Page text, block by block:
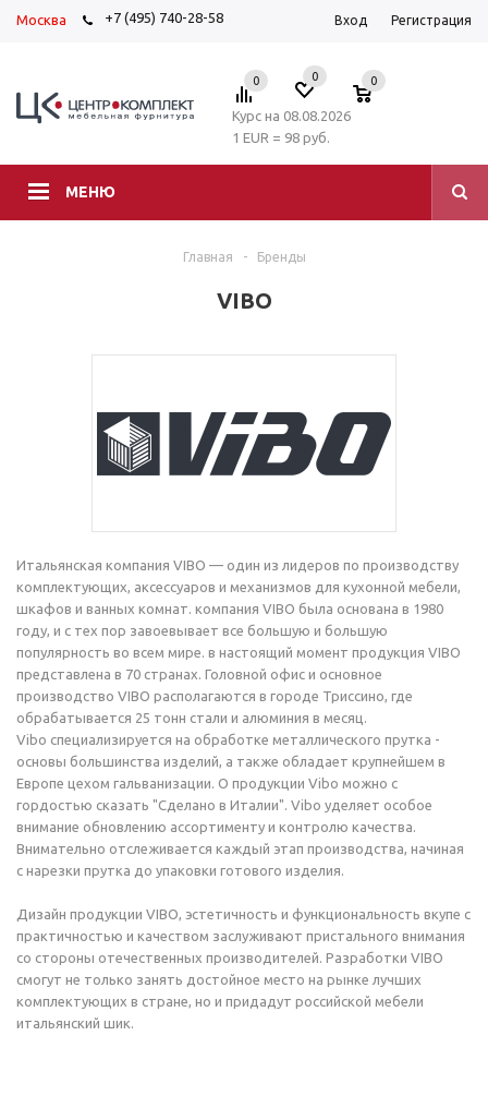
Москва +7 (495) 740-28-58 Вход Регистрация
МЕНЮ
0 0 0
Курс на 08.08.2026
1 EUR = 98 руб.
Главная - Бренды
VIBO
Итальянская компания VIBO — один из лидеров по производству
комплектующих, аксессуаров и механизмов для кухонной мебели,
шкафов и ванных комнат. компания VIBO была основана в 1980
году, и с тех пор завоевывает все большую и большую
популярность во всем мире. в настоящий момент продукция VIBO
представлена в 70 странах. Головной офис и основное
производство VIBO располагаются в городе Триссино, где
обрабатывается 25 тонн стали и алюминия в месяц.
Vibo специализируется на обработке металлического прутка -
основы большинства изделий, а также обладает крупнейшем в
Европе цехом гальванизации. О продукции Vibo можно с
гордостью сказать "Сделано в Италии". Vibo уделяет особое
внимание обновлению ассортименту и контролю качества.
Внимательно отслеживается каждый этап производства, начиная
с нарезки прутка до упаковки готового изделия.
Дизайн продукции VIBO, эстетичность и функциональность вкупе с
практичностью и качеством заслуживают пристального внимания
со стороны отечественных производителей. Разработки VIBO
смогут не только занять достойное место на рынке лучших
комплектующих в стране, но и придадут российской мебели
итальянский шик.